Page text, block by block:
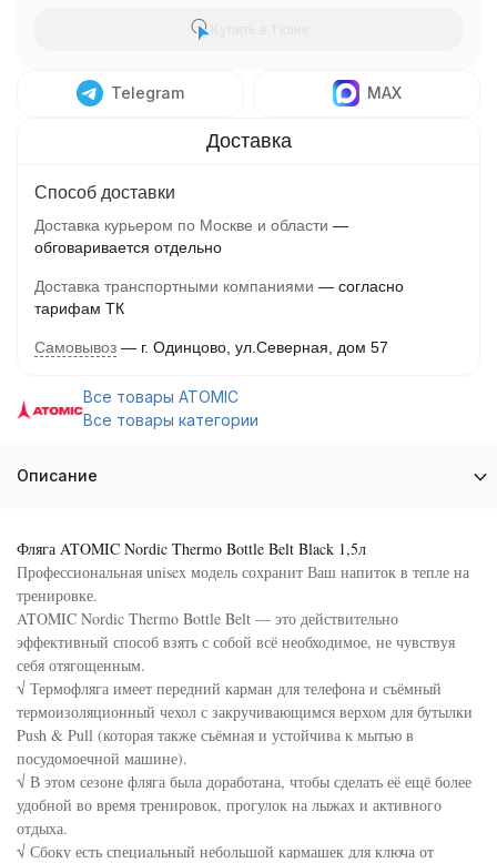
Telegram MAX
Способ доставки
Доставка курьером по Москве и области
обговаривается отдельно
Доставка транспортными компаниями
согласно
тарифам ТК
Самовывоз г. Одинцово, ул.Северная, дом 57
Все товары ATOMIC
Все товары категории
Описание
Фляга ATOMIC Nordic Thermo Bottle Belt Black 1,5л
Профессиональная unisex модель сохранит Ваш напиток в тепле на
тренировке.
ATOMIC Nordic Thermo Bottle Belt — это действительно
эффективный способ взять с собой всё необходимое, не чувствуя
себя отягощенным.
√ Термофляга имеет передний карман для телефона и съёмный
термоизоляционный чехол с закручивающимся верхом для бутылки
Push & Pull (которая также съёмная и устойчива к мытью в
посудомоечной машине).
√ В этом сезоне фляга была доработана, чтобы сделать её ещё более
удобной во время тренировок, прогулок на лыжах и активного
отдыха.
√ Сбоку есть специальный небольшой кармашек для ключа от